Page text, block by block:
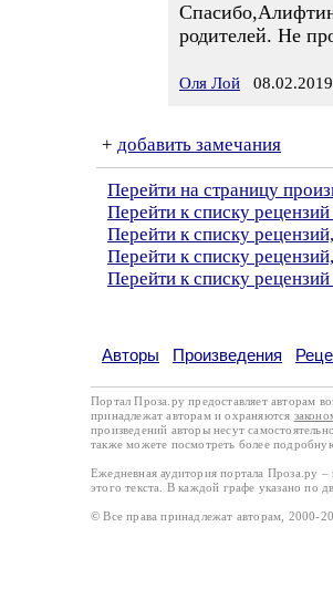
родителей. Не
Оля Лой 08.02.2019
+ добавить замечания
Перейти на страницу
Перейти к списку
Перейти к списку
Перейти к списку
Перейти к списку
Авторы Произведения
Портал Проза.ру предоставляет авторам
принадлежат авторам и охраняются
произведений авторы несут
также можете посмотреть более
Ежедневная аудитория портала Проза.ру
этого текста. В каждой графе указано по
© Все права принадлежат авторам, 2000-